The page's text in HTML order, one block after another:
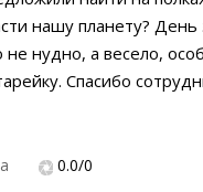
нашу планету?
не нудно, а весело,
Спасибо
0.0/0